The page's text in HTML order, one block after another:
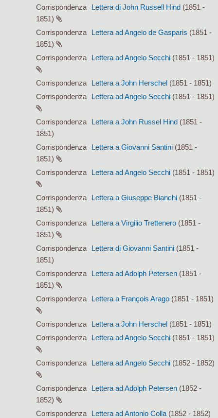
Corrispondenza Lettera di John Russell Hind (1851 -
1851)
Corrispondenza
Lettera ad Angelo de Gasparis (1851 -
1851)
Corrispondenza
Lettera ad Angelo Secchi (1851 - 1851)
Corrispondenza Lettera a John Herschel (1851 - 1851)
Corrispondenza
Lettera ad Angelo Secchi (1851 - 1851)
Corrispondenza Lettera a John Russel Hind (1851 -
1851)
Corrispondenza
Lettera a Giovanni Santini (1851 -
1851)
Corrispondenza
Lettera ad Angelo Secchi (1851 - 1851)
Corrispondenza Lettera a Giuseppe Bianchi (1851 -
1851)
Corrispondenza
Lettera a Virgilio Trettenero (1851 -
1851)
Corrispondenza
Lettera di Giovanni Santini (1851 -
1851)
Corrispondenza
Lettera ad Adolph Petersen (1851 -
1851)
Corrispondenza
Lettera a François Arago (1851 - 1851)
Corrispondenza Lettera a John Herschel (1851 - 1851)
Corrispondenza
Lettera ad Angelo Secchi (1851 - 1851)
Corrispondenza Lettera ad Angelo Secchi (1852 - 1852)
Corrispondenza Lettera ad Adolph Petersen (1852 -
1852)
Corrispondenza
Lettera ad Antonio Colla (1852 - 1852)